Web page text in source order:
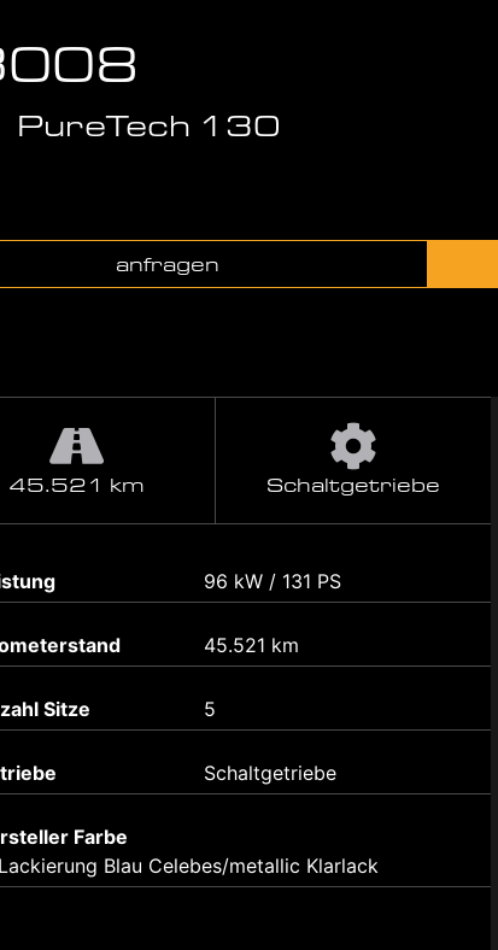
PureTech 130
anfragen
45.521 km Schaltgetriebe
96 kW / 131 PS
45.521 km
Sitze 5
Schaltgetriebe
Farbe
Lackierung Blau Celebes/metallic Klarlack